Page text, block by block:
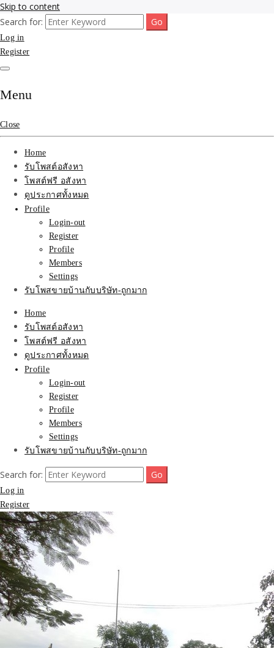
Skip to content
รับจ้างโพสขายบ้าน ที่ดิน
ติดAI SEO กับบริษัทใหญ่
รับจ้างทำโฆษณา สินค้า
บ้านที่ดิน ราคา ถูกและดี
ที่สุด บริการ โปรโมท
โฆษณารับโพสอสังหา ทีม
งาน บริํษัทใหญ่ เว็บขาย
บ้าน คุณภาพอันดับ1
SEOขายบ้าน
รับจ้างโพสขายบ้าน ที่ดิน ไม่มีค่านายหน้า กับบริษัท SEO-AI เน้นติดหน้า
แรก บริการโพสต์ โปรโมท รับจ้างทำโฆษณา ราคาถูก เว็บขายบ้าน รับโพ
สอสังหา ติดหน้าแรกกูเกิ้ล ทีมงาน บริํษัทใหญ่ รับประกันผลงาน ที่เดียวใน
Search for:
Log in
Register
Menu
Close
Home
รับโพสต์อสังหา
โพสต์ฟรี อสังหา
ดูประกาศทั้งหมด
Profile
Login-out
Register
Profile
Members
Settings
รับโพสขายบ้านกับบริษัท-ถูกมาก
Home
รับโพสต์อสังหา
โพสต์ฟรี อสังหา
ดูประกาศทั้งหมด
Profile
Login-out
Register
Profile
Members
Settings
รับโพสขายบ้านกับบริษัท-ถูกมาก
Search for:
Log in
Register